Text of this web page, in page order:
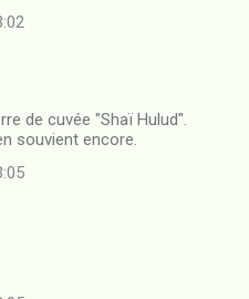
de cuvée "Shaï Hulud".
souvient encore.